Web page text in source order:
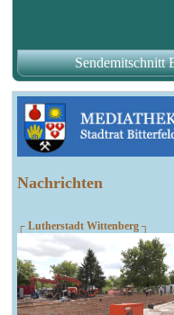
Nachrichten
┌ Lutherstadt Wittenberg ┐
Sendemitschnitt